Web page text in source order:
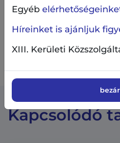
utca és a Petneházy utca
létesített gyalogátkelőhely
tekinthették meg.
Kapcsolódó
Egyéb
Híreinket is ajánljuk
XIII. Kerületi
bezár